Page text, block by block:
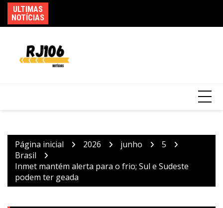
para
o
ULTIMAS
NOTÍCIAS
Página inicial 2026 junho
5
Brasil
Inmet mantém alerta para o frio; Sul e Sudeste
podem ter geada